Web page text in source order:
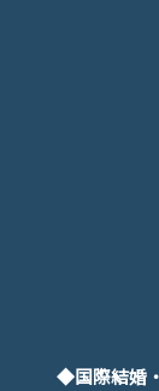
◆国際結婚